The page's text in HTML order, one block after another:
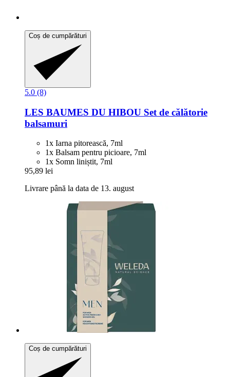
Coș de cumpărături
5.0 (8)
LES BAUMES DU HIBOU Set de călătorie
balsamuri
1x Iarna pitorească, 7ml
1x Balsam pentru picioare, 7ml
1x Somn liniștit, 7ml
95,89 lei
Livrare până la data de 13. august
Coș de cumpărături